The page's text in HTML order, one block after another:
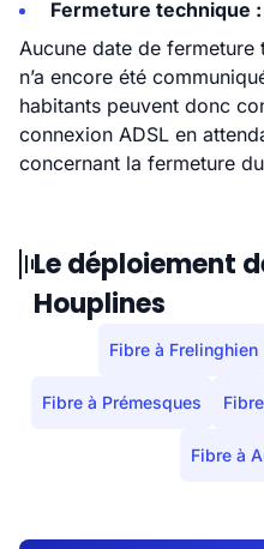
Fermeture technique :
Aucune date de fermeture
n’a encore été
habitants peuvent donc
connexion ADSL en
concernant la fermeture
Le déploiement
Houplines
Fibre à Frelinghien
Fibre à Prémesques
Fibre à